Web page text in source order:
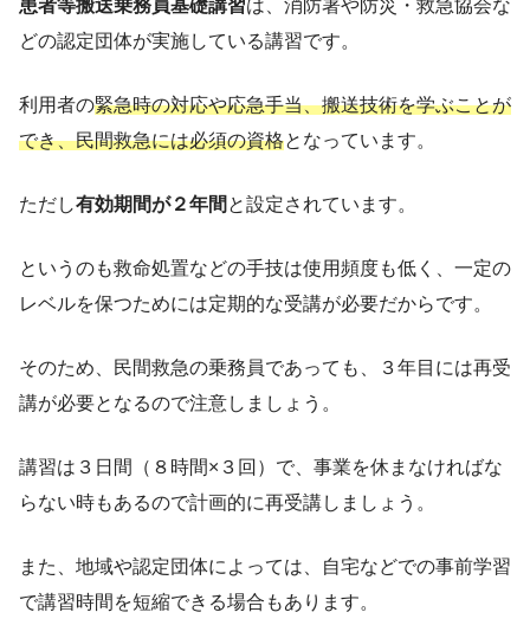
患者等搬送乗務員基礎講習は、消防署や防災・救急協会な
どの認定団体が実施している講習です。
利用者の緊急時の対応や応急手当、搬送技術を学ぶことが
でき、民間救急には必須の資格となっています。
ただし有効期間が２年間 と設定されています。
というのも救命処置などの手技は使用頻度も低く、一定の
レベルを保つためには定期的な受講が必要だからです。
そのため、民間救急の乗務員であっても、３年目には再受
講が必要となるので注意しましょう。
講習は３日間（８時間×３回）で、事業を休まなければな
らない時もあるので計画的に再受講しましょう。
また、地域や認定団体によっては、自宅などでの事前学習
で講習時間を短縮できる場合もあります。